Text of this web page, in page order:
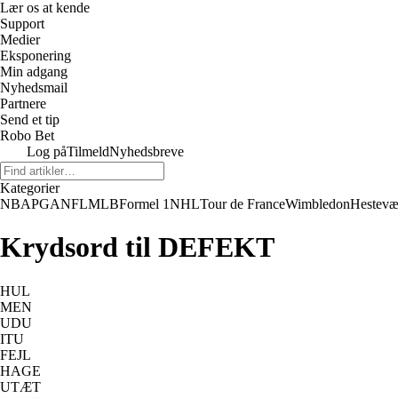
Lær os at kende
Support
Medier
Eksponering
Min adgang
Nyhedsmail
Partnere
Send et tip
Robo Bet
Log påTilmeldNyhedsbreve
Kategorier
NBAPGANFLMLBFormel 1NHLTour de FranceWimbledon
Krydsord til DEFEKT
HUL
MEN
UDU
ITU
FEJL
HAGE
UTÆT